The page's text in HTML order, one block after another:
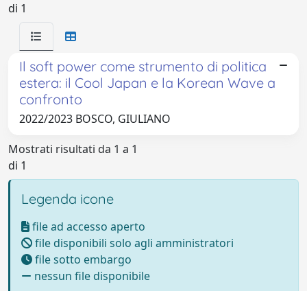
di 1
Il soft power come strumento di politica
estera: il Cool Japan e la Korean Wave a
confronto
2022/2023 BOSCO, GIULIANO
Mostrati risultati da 1 a 1
di 1
Legenda icone
file ad accesso aperto
file disponibili solo agli amministratori
file sotto embargo
nessun file disponibile